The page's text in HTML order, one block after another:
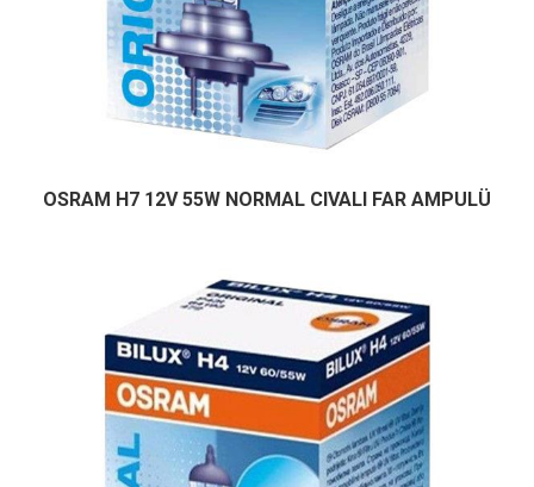
OSRAM H7 12V 55W NORMAL CIVALI FAR AMPULÜ